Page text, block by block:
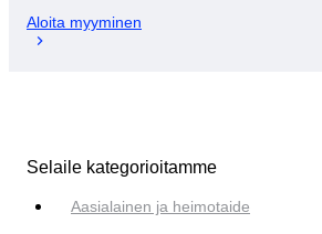
Aloita myyminen
Selaile kategorioitamme
Aasialainen ja heimotaide